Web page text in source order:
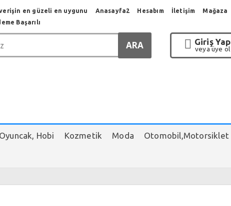
en güzeli en uygunu Anasayfa2 Hesabım İletişim Mağaza
Başarılı
Giriş Yap
veya üye ol
Hobi Kozmetik Moda Otomobil,Motorsiklet